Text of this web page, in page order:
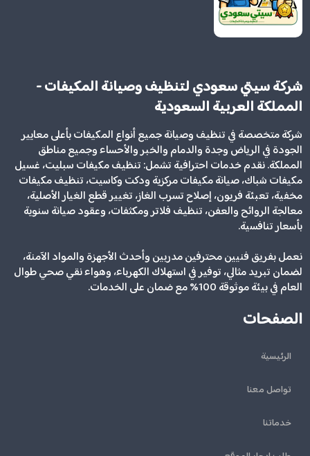
شركة سيتي سعودي لتنظيف وصيانة المكيفات -
المملكة العربية السعودية
شركة متخصصة في تنظيف وصيانة جميع أنواع المكيفات بأعلى معايير
الجودة في الرياض وجدة والدمام والخبر والأحساء وجميع مناطق
المملكة. نقدم خدمات احترافية تشمل: تنظيف مكيفات سبليت، غسيل
مكيفات شباك، صيانة مكيفات مركزية ودكت وكاسيت، تنظيف مكيفات
مخفية، تعبئة فريون، إصلاح تسرب الغاز، تغيير قطع الغيار الأصلية،
معالجة الروائح والعفن، تنظيف فلاتر ومكثفات، وعقود صيانة سنوية
بأسعار تنافسية.
نعمل بفريق فنيين محترفين مدربين وأحدث الأجهزة والمواد الآمنة،
لضمان تبريد مثالي، توفير في استهلاك الكهرباء، وهواء نقي صحي طوال
العام في بيئة موثوقة 100% مع ضمان على الخدمات.
الصفحات
الرئيسية
تواصل معنا
خدماتنا